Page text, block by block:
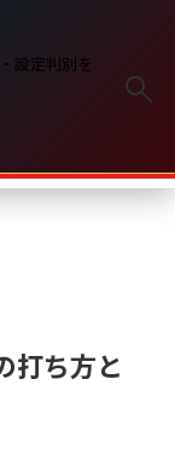
設定判別を
打ち方と